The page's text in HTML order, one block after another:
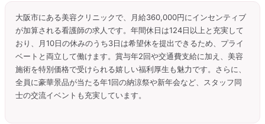
大阪市にある美容クリニックで、月給360,000円にインセンティブ
が加算される看護師の求人です。年間休日は124日以上と充実して
おり、月10日の休みのうち3日は希望休を提出できるため、プライ
ベートと両立して働けます。賞与年2回や交通費支給に加え、美容
施術を特別価格で受けられる嬉しい福利厚生も魅力です。さらに、
全員に豪華景品が当たる年1回の納涼祭や新年会など、スタッフ同
士の交流イベントも充実しています。